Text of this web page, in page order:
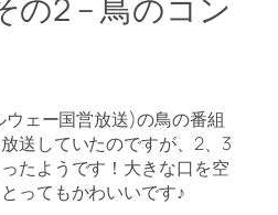
の2 – 鳥のコン
ウェー国営放送)の鳥の番組
送していたのですが、2、3
たようです！大きな口を空
ってもかわいいです♪